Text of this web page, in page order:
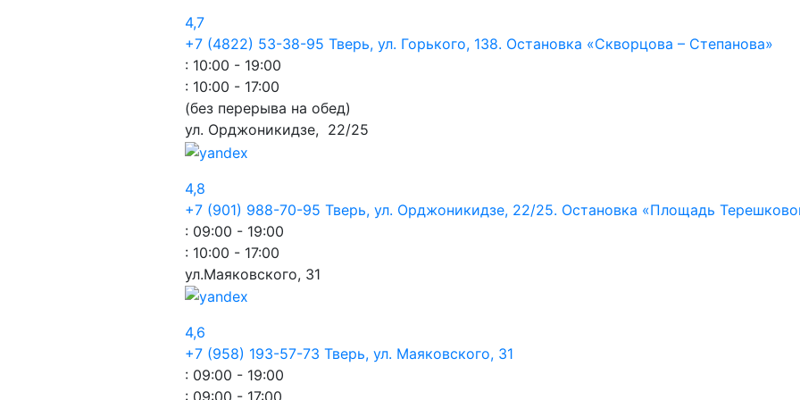
4,7
+7 (4822) 53-38-95 Тверь, ул. Горького, 138. Остановка «Скворцова – Степанова»
: 10:00 - 19:00
: 10:00 - 17:00
(без перерыва на обед)
ул. Орджоникидзе, 22/25
4,8
+7 (901) 988-70-95 Тверь, ул. Орджоникидзе, 22/25. Остановка «Площадь
: 09:00 - 19:00
: 10:00 - 17:00
ул.Маяковского, 31
4,6
+7 (958) 193-57-73 Тверь, ул. Маяковского, 31
: 09:00 - 19:00